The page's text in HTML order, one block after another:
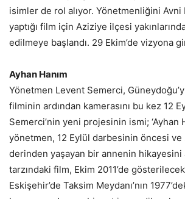
isimler de rol alıyor. Yönetmenliğini Avni
yaptığı film için Aziziye ilçesi
edilmeye başlandı. 29 Ekim’de vizyona
Ayhan Hanım
Yönetmen Levent Semerci,
filminin ardından kamerasını bu kez 12
Semerci’nin yeni projesinin ismi; ‘Ayhan
yönetmen, 12 Eylül darbesinin öncesi ve
derinden yaşayan bir annenin hikayesini
tarzındaki film, Ekim 2011’de
Eskişehir’de Taksim Meydanı’nın